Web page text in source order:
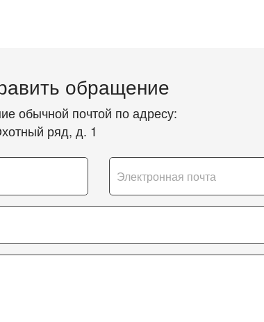
обращение
обычной почтой по адресу:
ряд, д. 1